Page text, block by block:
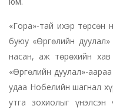
«Гора»-тай ихэр төрсөн
буюу «Өргөлийн
насан, аж төрөхийн хав
«Өргөлийн дуулал»-
удаа Нобелийн шагнал
утга зохиолыг